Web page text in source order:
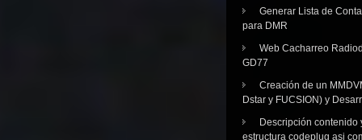
Generar Lista de
para DMR
Web Cacharreo
GD77
Creación de un
Dstar y FUCSION) y
Descripción contenido
estructura codeplug asi